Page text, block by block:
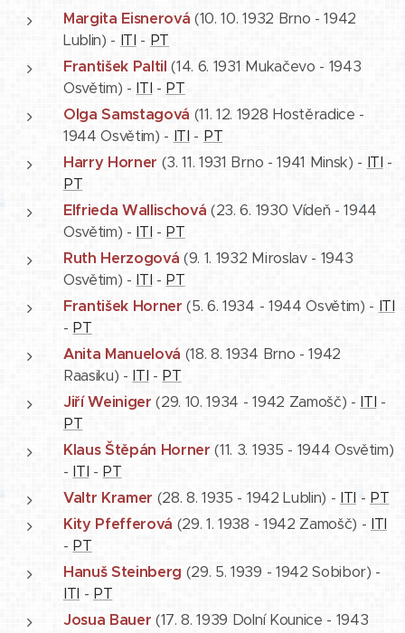
Margita Eisnerová (10. 10. 1932 Brno - 1942
Lublin) - ITI - PT
František Paltil (14. 6. 1931 Mukačevo - 1943
Osvětim) - ITI - PT
Olga Samstagová (11. 12. 1928 Hostěradice -
1944 Osvětim) - ITI - PT
Harry Horner (3. 11. 1931 Brno - 1941 Minsk) - ITI -
PT
Elfrieda Wallischová (23. 6. 1930 Vídeň - 1944
Osvětim) - ITI - PT
Ruth Herzogová (9. 1. 1932 Miroslav - 1943
Osvětim) - ITI - PT
František Horner (5. 6. 1934 - 1944 Osvětim) - ITI
- PT
Anita Manuelová (18. 8. 1934 Brno - 1942
Raasiku) - ITI - PT
Jiří Weiniger (29. 10. 1934 - 1942 Zamošč) - ITI -
PT
Klaus Štěpán Horner (11. 3. 1935 - 1944 Osvětim)
- ITI - PT
Valtr Kramer (28. 8. 1935 - 1942 Lublin) - ITI - PT
Kity Pfefferová (29. 1. 1938 - 1942 Zamošč) - ITI
- PT
Hanuš Steinberg (29. 5. 1939 - 1942 Sobibor) -
ITI - PT
Josua Bauer (17. 8. 1939 Dolní Kounice - 1943